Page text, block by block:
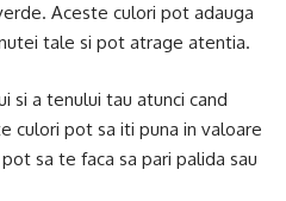
Aceste culori pot adauga
tale si pot atrage atentia.
si a tenului tau atunci cand
culori pot sa iti puna in valoare
sa te faca sa pari palida sau